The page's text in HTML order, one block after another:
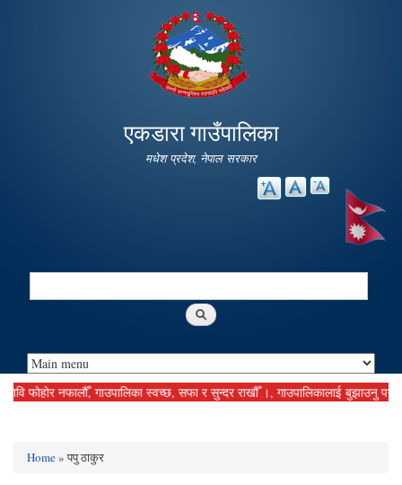
main
content
एकडारा गाउँपालिका
मधेश प्रदेश, नेपाल सरकार
Search
फोहोर नफालौँ, गाउपालिका स्वच्छ, सफा र सुन्दर राखौँ ।, गाउपालिकालाई बुझाउनु पर्ने
You are here
Home» पपु ठाकुर